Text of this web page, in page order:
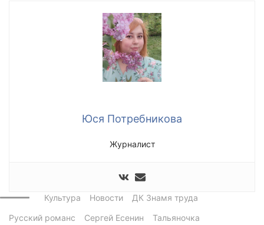
Юся Потребникова
Журналист
Культура Новости
ДК Знамя труда
Русский романс
Сергей Есенин Тальяночка